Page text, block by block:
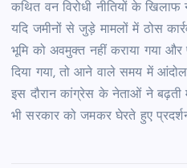
कथित वन विरोधी नीतियों के खिलाफ
यदि जमीनों से जुड़े मामलों में ठोस
भूमि को अवमुक्त नहीं कराया गया और
दिया गया, तो आने वाले समय में
इस दौरान कांग्रेस के नेताओं ने बढ़ती
भी सरकार को जमकर घेरते हुए